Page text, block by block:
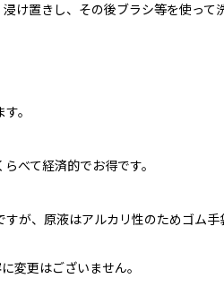
け置きし、その後ブラシ等を使って
。
べて経済的でお得です。
が、原液はアルカリ性のためゴム手
変更はございません。